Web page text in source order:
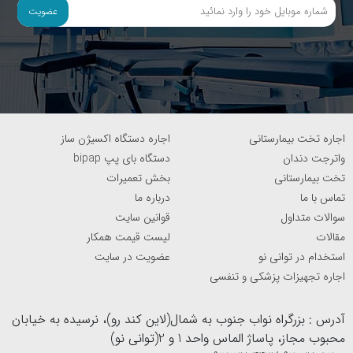
قابل توجهی را در عملکرد سیستم قلبی تجربه خواهید کرد.
سوختن چربی
دوچرخه باشگاهی یک دستگاه هوازی ورزشیبسیار خوب برای
سوختن چربی های اضافی بدن است. با تمرین منظم، شما می
‌توانید کالری‌ های اضافی را سوزانده و وزن خودتان را کاهش
دهید
بهبود قوام و قدرت عضلات
تمرین با
بهبود قوام عضلات پای شما را نیز در
پی خواهد داشت. با هر پدال زدن، عضلات ران، پشت پا، و
پشت و شانه نیز در فعالیت دوچرخه ‌سواری درگیر خواهند بود.
عضویت
اجاره تخت بیمارستانی
اجاره دستگاه اکسیژن ساز
واترجت دندان
دستگاه بای پپ bipap
تخت بیمارستانی
بخش تعمیرات
تماس با ما
درباره ما
سوالات متداول
قوانین سایت
مقالات
لیست قیمت همکار
استخدام در توانی نو
عضویت در سایت
اجاره تجهیزات پزشکی و تنفسی
آدرس : بزرگراه نواب جنوب به شمال(لاین کند رو)، نرسیده به خیابان
محبوب مجاز، پاساژ الماس واحد 1 و 2(توانی نو)